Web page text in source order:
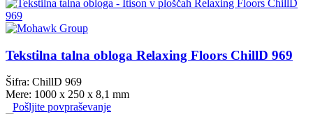
Tekstilna talna obloga Relaxing Floors ChillD 969
Šifra: ChillD 969
Mere: 1000 x 250 x 8,1 mm
Pošljite povpraševanje